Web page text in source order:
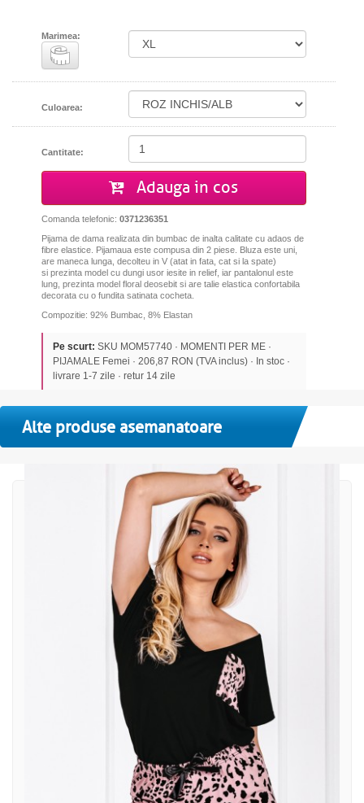
Marimea:
Culoarea:
Cantitate:
Adauga in cos
Comanda telefonic: 0371236351
Pijama de dama realizata din bumbac de inalta calitate cu adaos de
fibre elastice. Pijamaua este compusa din 2 piese. Bluza este uni,
are maneca lunga, decolteu in V (atat in fata, cat si la spate)
si prezinta model cu dungi usor iesite in relief, iar pantalonul este
lung, prezinta model floral deosebitsi are talie elastica confortabila
decorata cu o fundita satinata cocheta.
Compozitie: 92% Bumbac, 8% Elastan
Pe scurt: SKU MOM57740 · MOMENTI PER ME ·
PIJAMALE Femei · 206,87 RON (TVA inclus) · In stoc ·
livrare 1-7 zile · retur 14 zile
Alte produse asemanatoare